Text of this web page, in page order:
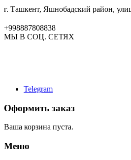
г. Ташкент, Яшнобадский район,
+998887808838
МЫ В СОЦ. СЕТЯХ
Telegram
Оформить заказ
Ваша корзина пуста.
Меню